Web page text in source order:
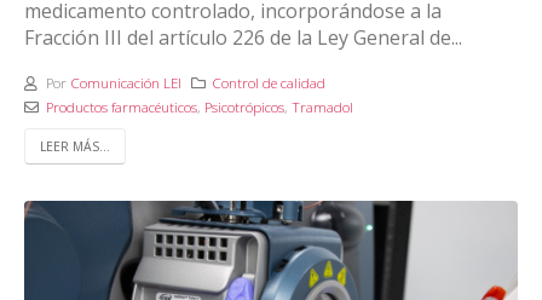
medicamento controlado, incorporándose a la
Fracción III del artículo 226 de la Ley General de...
Por Comunicación LEI
Control de calidad
Productos farmacéuticos, Psicotrópicos, Tramadol
LEER MÁS...